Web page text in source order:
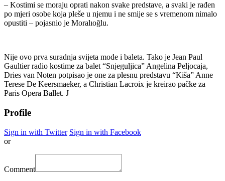
– Kostimi se moraju oprati nakon svake predstave, a svaki je rađen
po mjeri osobe koja pleše u njemu i ne smije se s vremenom nimalo
opustiti – pojasnio je Moralıoğlu.
Nije ovo prva suradnja svijeta mode i baleta. Tako je Jean Paul
Gaultier radio kostime za balet “Snjeguljica” Angelina Peljocaja,
Dries van Noten potpisao je one za plesnu predstavu “Kiša” Anne
Terese De Keersmaeker, a Christian Lacroix je kreirao pačke za
Paris Opera Ballet. J
Profile
Sign in with Twitter Sign in with Facebook
or
Comment